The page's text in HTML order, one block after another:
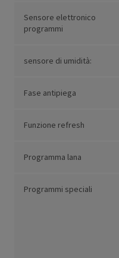
Sensore elettronico
programmi
sensore di umidità:
Fase antipiega
Funzione refresh
Programma lana
Programmi speciali